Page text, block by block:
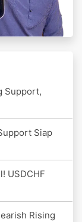
Support,
Siap
USDCHF
Rising